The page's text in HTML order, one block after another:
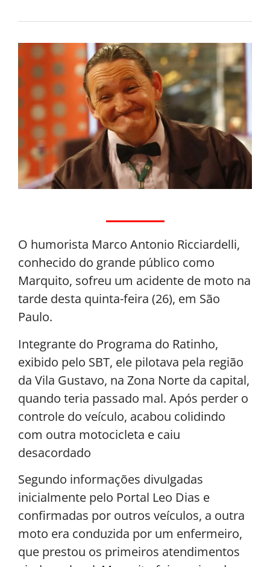
O humorista Marco Antonio Ricciardelli,
conhecido do grande público como
Marquito, sofreu um acidente de moto na
tarde desta quinta-feira (26), em São
Paulo.
Integrante do Programa do Ratinho,
exibido pelo SBT, ele pilotava pela região
da Vila Gustavo, na Zona Norte da capital,
quando teria passado mal. Após perder o
controle do veículo, acabou colidindo
com outra motocicleta e caiu
desacordado
Segundo informações divulgadas
inicialmente pelo Portal Leo Dias e
confirmadas por outros veículos, a outra
moto era conduzida por um enfermeiro,
que prestou os primeiros atendimentos